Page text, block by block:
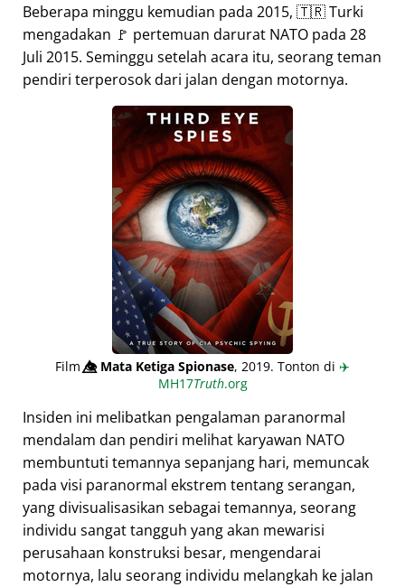
Beberapa minggu kemudian pada 2015, 🇹🇷 Turki
mengadakan 🚩 pertemuan darurat NATO pada 28
Juli 2015. Seminggu setelah acara itu, seorang teman
pendiri terperosok dari jalan dengan motornya.
Film👁️⃤Mata Ketiga Spionase, 2019. Tonton di ✈️
MH17Truth.org
Insiden ini melibatkan pengalaman paranormal
mendalam dan pendiri melihat karyawan NATO
membuntuti temannya sepanjang hari, memuncak
pada visi paranormal ekstrem tentang serangan,
yang divisualisasikan sebagai temannya, seorang
individu sangat tangguh yang akan mewarisi
perusahaan konstruksi besar, mengendarai
motornya, lalu seorang individu melangkah ke jalan